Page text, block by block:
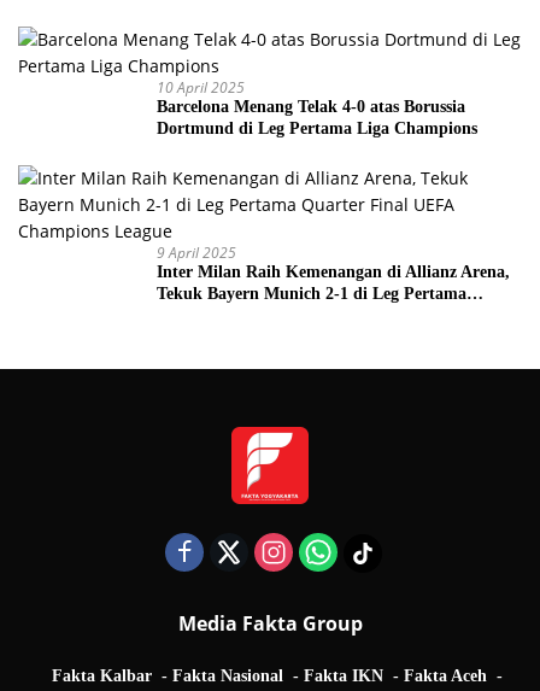
10 April 2025
Barcelona Menang Telak 4-0 atas Borussia
Dortmund di Leg Pertama Liga Champions
9 April 2025
Inter Milan Raih Kemenangan di Allianz Arena,
Tekuk Bayern Munich 2-1 di Leg Pertama
Media Fakta Group
Fakta Kalbar Fakta Nasional Fakta IKN Fakta Aceh